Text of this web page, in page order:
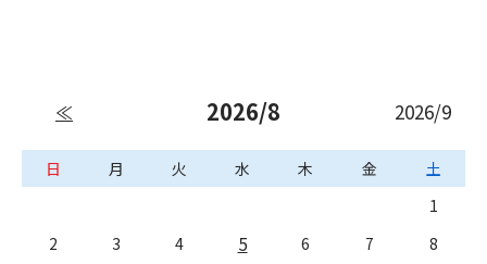
≪ 2026/8 2026/9
日 月 火 水 木 金
土
1
2
3 4 5 6 7
8